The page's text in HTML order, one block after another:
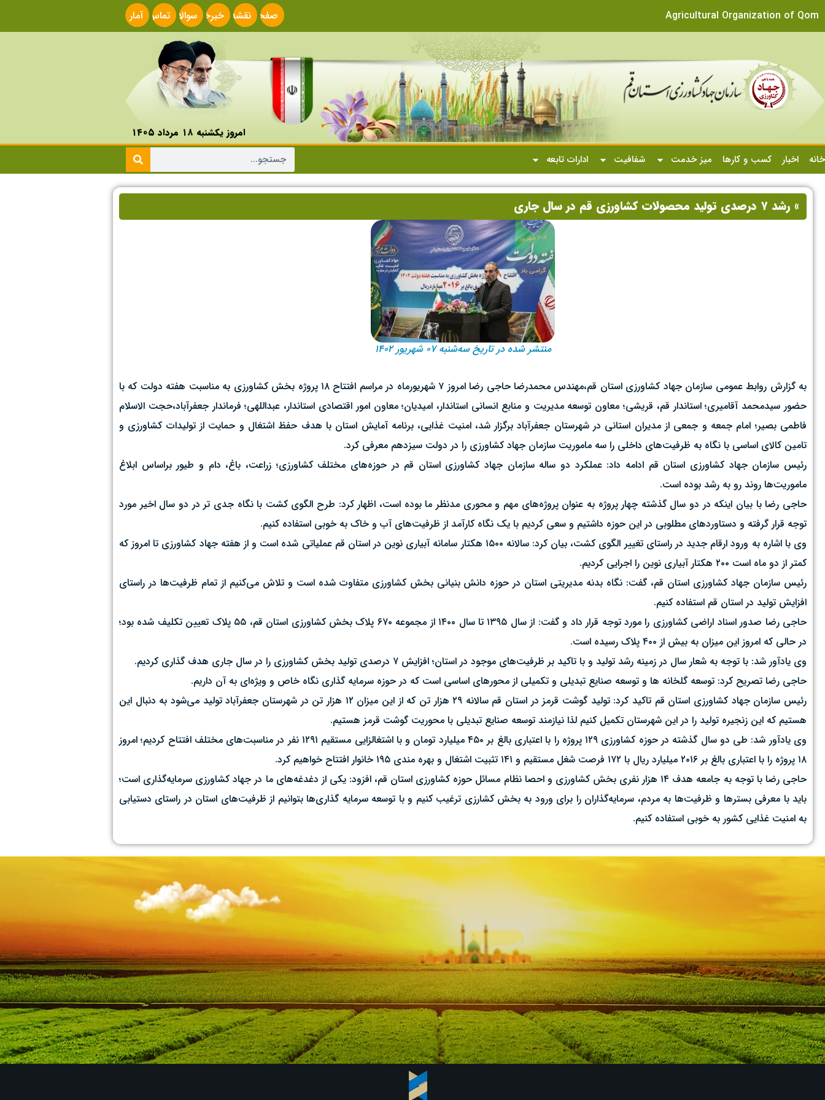
Agricultural Organization of Qom
صفحه
اصلی
نقشه
سایت
خبرخوانسوالات
متداول
تماس
با ما
آمار
سایت
امروز یکشنبه ۱۸ مرداد ۱۴۰۵
خانه
اخبار کسب و کارها میز خدمت شفافیت ادارات تابعه
» رشد ۷ درصدی تولید محصولات کشاورزی قم در سال جاری
منتشر شده در تاریخ سه‌شنبه ۰۷ شهریور ۱۴۰۲
به گزارش روابط عمومی سازمان جهاد کشاورزی استان قم،مهندس محمدرضا حاجی رضا امروز ۷ شهریورماه در مراسم افتتاح ۱۸ پروژه بخش کشاورزی به مناسبت هفته دولت که با
حضور سیدمحمد آقامیری؛ استاندار قم، قریشی؛ معاون توسعه مدیریت و منابع انسانی استاندار، امیدیان؛ معاون امور اقتصادی استاندار، عبداللهی؛ فرماندار جعفرآباد،حجت الاسلام
فاطمی بصیر؛ امام جمعه و جمعی از مدیران استانی در شهرستان جعفرآباد برگزار شد، امنیت غذایی، برنامه آمایش استان با هدف حفظ اشتغال و حمایت از تولیدات کشاورزی و
تامین کالای اساسی با نگاه به ظرفیت‌های داخلی را سه ماموریت سازمان جهاد کشاورزی را در دولت سیزدهم معرفی کرد.
رئیس سازمان جهاد کشاورزی استان قم ادامه داد: عملکرد دو ساله سازمان جهاد کشاورزی استان قم در حوزه‌های مختلف کشاورزی؛ زراعت، باغ، دام و طیور براساس ابلاغ
ماموریت‌ها روند رو به رشد بوده است.
حاجی رضا با بیان اینکه در دو سال گذشته چهار پروژه به عنوان پروژه‌های مهم و محوری مدنظر ما بوده است، اظهار کرد: طرح الگوی کشت با نگاه جدی تر در دو سال اخیر مورد
توجه قرار گرفته و دستاوردهای مطلوبی در این حوزه داشتیم و سعی کردیم با یک نگاه کارآمد از ظرفیت‌های آب و خاک به خوبی استفاده کنیم.
وی با اشاره به ورود ارقام جدید در راستای تغییر الگوی کشت، بیان کرد: سالانه ۱۵۰۰ هکتار سامانه آبیاری نوین در استان قم عملیاتی شده است و از هفته جهاد کشاورزی تا امروز که
کمتر از دو ماه است ۲۰۰ هکتار آبیاری نوین را اجرایی کردیم.
رئیس سازمان جهاد کشاورزی استان قم، گفت: نگاه بدنه مدیریتی استان در حوزه دانش بنیانی بخش کشاورزی متفاوت شده است و تلاش می‌کنیم از تمام ظرفیت‌ها در راستای
افزایش تولید در استان قم استفاده کنیم.
حاجی رضا صدور اسناد اراضی کشاورزی را مورد توجه قرار داد و گفت: از سال ۱۳۹۵ تا سال ۱۴۰۰ از مجموعه ۶۷۰ پلاک بخش کشاورزی استان قم، ۵۵ پلاک تعیین تکلیف شده بود؛
در حالی که امروز این میزان به بیش از ۴۰۰ پلاک رسیده است.
وی یادآور شد: با توجه به شعار سال در زمینه رشد تولید و با تاکید بر ظرفیت‌های موجود در استان؛ افزایش ۷ درصدی تولید بخش کشاورزی را در سال جاری هدف گذاری کردیم.
حاجی رضا تصریح کرد: توسعه گلخانه ها و توسعه صنایع تبدیلی و تکمیلی از محورهای اساسی است که در حوزه سرمایه گذاری نگاه خاص و ویژه‌ای به آن داریم.
رئیس سازمان جهاد کشاورزی استان قم تاکید کرد: تولید گوشت قرمز در استان قم سالانه ۲۹ هزار تن که از این میزان ۱۲ هزار تن در شهرستان جعفرآباد تولید می‌شود به دنبال این
هستیم که این زنجیره تولید را در این شهرستان تکمیل کنیم لذا نیازمند توسعه صنایع تبدیلی با محوریت گوشت قرمز هستیم.
وی یادآور شد: طی دو سال گذشته در حوزه کشاورزی ۱۲۹ پروژه را با اعتباری بالغ بر ۴۵۰ میلیارد تومان و با اشتغالزایی مستقیم ۱۲۹۱ نفر در مناسبت‌های مختلف افتتاح کردیم؛ امروز
۱۸ پروژه را با اعتباری بالغ بر ۲۰۱۶ میلیارد ریال با ۱۷۲ فرصت شغل مستقیم و ۱۴۱ تثبیت اشتغال و بهره مندی ۱۹۵ خانوار افتتاح خواهیم کرد.
حاجی رضا با توجه به جامعه هدف ۱۴ هزار نفری بخش کشاورزی و احصا نظام مسائل حوزه کشاورزی استان قم، افزود: یکی از دغدغه‌های ما در جهاد کشاورزی سرمایه‌گذاری است؛
باید با معرفی بسترها و ظرفیت‌ها به مردم، سرمایه‌گذاران را برای ورود به بخش کشارزی ترغیب کنیم و با توسعه سرمایه گذاری‌ها بتوانیم از ظرفیت‌های استان در راستای دستیابی
به امنیت غذایی کشور به خوبی استفاده کنیم.